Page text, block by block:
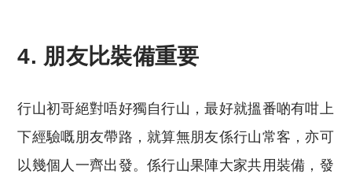
4. 朋友比裝備重要
行山初哥絕對唔好獨自行山，最好就搵番啲有咁上
下經驗嘅朋友帶路，就算無朋友係行山常客，亦可
以幾個人一齊出發。係行山果陣大家共用裝備，發